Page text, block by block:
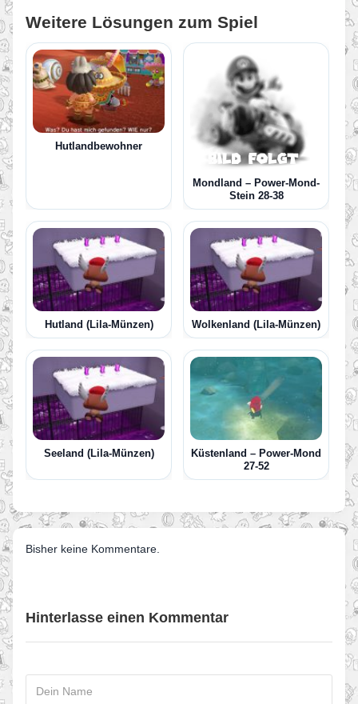
Weitere Lösungen zum Spiel
Hutlandbewohner
Mondland – Power-Mond-
Stein 28-38
Hutland (Lila-Münzen) Wolkenland (Lila-Münzen)
Seeland (Lila-Münzen)
Küstenland – Power-Mond
27-52
Bisher keine Kommentare.
Hinterlasse einen Kommentar